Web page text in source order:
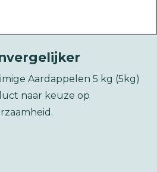
Aardappelen 5 kg (5kg)
naar keuze op